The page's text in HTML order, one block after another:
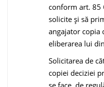
conform art. 85
solicite şi să
angajator copia
eliberarea lui
Solicitarea de
copiei deciziei
se face, de